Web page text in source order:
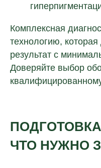
Комплексная
технологию,
результат с
Доверяйте выбор
ЧТО НУЖНО